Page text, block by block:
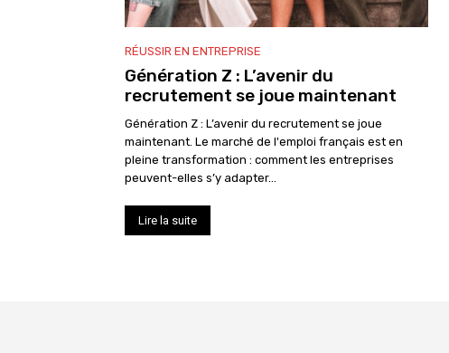
RÉUSSIR EN ENTREPRISE
Génération Z : L’avenir du
recrutement se joue maintenant
Génération Z : L’avenir du recrutement se joue
maintenant. Le marché de l'emploi français est en
pleine transformation : comment les entreprises
peuvent-elles s’y adapter...
Lire la suite